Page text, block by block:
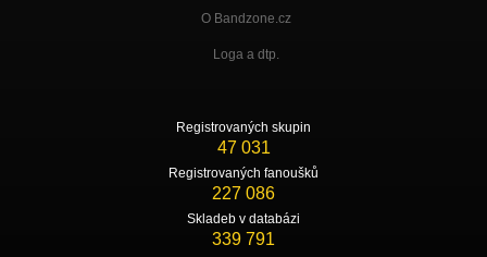
O Bandzone.cz
Loga a dtp.
Registrovaných skupin
47 031
Registrovaných fanoušků
227 086
Skladeb v databázi
339 791